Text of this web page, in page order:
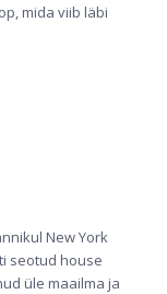
mida viib läbi
New York
seotud house
üle maailma ja